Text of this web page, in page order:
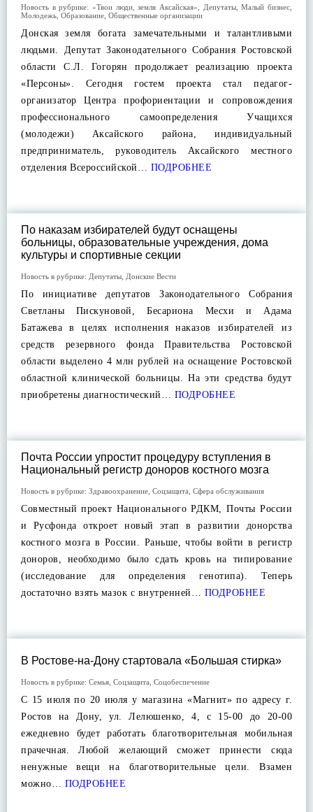
Новость в рубрике: «Твои люди, земля Аксайская» Депутаты,Малый бизнес
Молодежь Образование Общественные организации
Донская земля богата замечательными и талантливыми
людьми. Депутат Законодательного Собрания Ростовской
области С.Л. Гогорян продолжает реализацию проекта
«Персоны». Сегодня гостем проекта стал педагог-
организатор Центра профориентации и сопровождения
профессионального самоопределения Учащихся
(молодежи) Аксайского района, индивидуальный
предприниматель, руководитель Аксайского местного
отделения Всероссийской… ПОДРОБНЕЕ
По наказам избирателей будут оснащены
больницы, образовательные учреждения, дома
культуры и спортивные секции
Новость в рубрике: Депутаты Донские Вести
По инициативе депутатов Законодательного Собрания
Светланы Пискуновой, Бесариона Месхи и Адама
Батажева в целях исполнения наказов избирателей из
средств резервного фонда Правительства Ростовской
области выделено 4 млн рублей на оснащение Ростовской
областной клинической больницы. На эти средства будут
приобретены диагностический… ПОДРОБНЕЕ
Почта России упростит процедуру вступления в
Национальный регистр доноров костного мозга
Новость в рубрике: Здравоохранение Соцзащита Сфера обслуживания
Совместный проект Национального РДКМ, Почты России
и Русфонда откроет новый этап в развитии донорства
костного мозга в России. Раньше, чтобы войти в регистр
доноров, необходимо было сдать кровь на типирование
(исследование для определения генотипа). Теперь
достаточно взять мазок с внутренней… ПОДРОБНЕЕ
В Ростове-на-Дону стартовала «Большая стирка»
Новость в рубрике: Семья Соцзащита Соцобеспечение
С 15 июля по 20 июля у магазина «Магнит» по адресу г.
Ростов на Дону, ул. Лелюшенко, 4, с 15-00 до 20-00
ежедневно будет работать благотворительная мобильная
прачечная. Любой желающий сможет принести сюда
ненужные вещи на благотворительные цели. Взамен
можно… ПОДРОБНЕЕ